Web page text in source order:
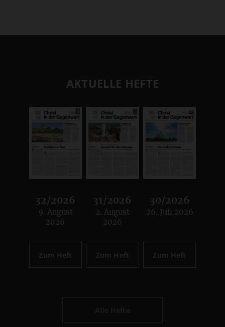
AKTUELLE HEFTE
32/2026
:
9. August
2026
Zum Heft
31/2026
:
2. August
2026
Zum Heft
30/2026
:
26. Juli 2026
Zum Heft